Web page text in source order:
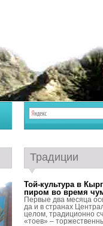
Традиции
Той-культура в
пиром во время
Первые два месяца
да и в странах
целом, традиционно
«тоев» –